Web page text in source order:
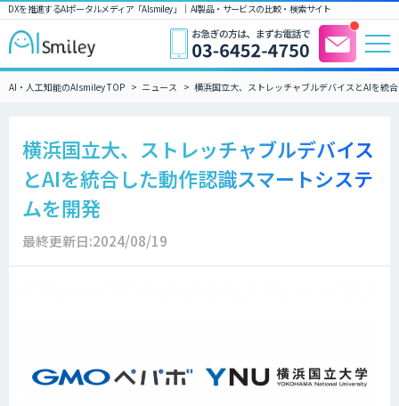
DXを推進するAIポータルメディア「AIsmiley」｜ AI製品・サービスの比較・検索サイト
AI・人工知能のAIsmiley TOP ニュース 横浜国立大、ストレッチャブルデバイスとAIを統
横浜国立大、ストレッチャブルデバイス
とAIを統合した動作認識スマートシステ
ムを開発
最終更新日:2024/08/19